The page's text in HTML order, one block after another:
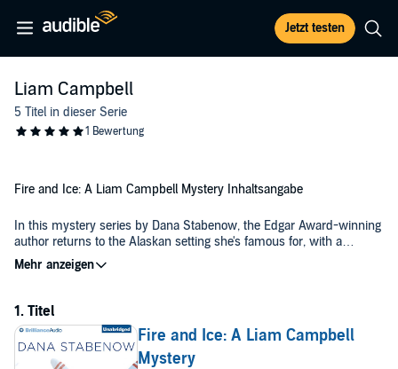
Jetzt testen
Liam Campbell
5 Titel in dieser Serie
Fire and Ice: A Liam Campbell Mystery Inhaltsangabe
In this mystery series by Dana Stabenow, the Edgar Award-winning
author returns to the Alaskan setting she's famous for, with a
wonderful character - state trooper Liam Campbell. Liam's just been
transferred from Anchorage to the small fishing village of
head.
Fire and Ice: A Liam Campbell
Mystery